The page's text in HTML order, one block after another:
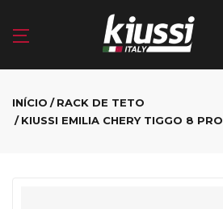
INÍCIO
RACK DE TETO
KIUSSI EMILIA CHERY TIGGO 8 PRO